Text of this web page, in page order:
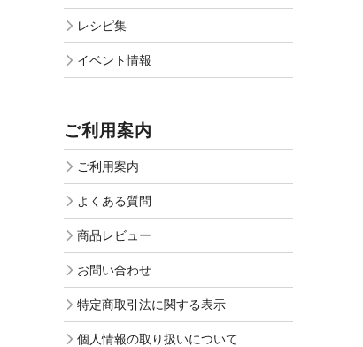
レシピ集
イベント情報
ご利用案内
ご利用案内
よくある質問
商品レビュー
お問い合わせ
特定商取引法に関する表示
個人情報の取り扱いについて